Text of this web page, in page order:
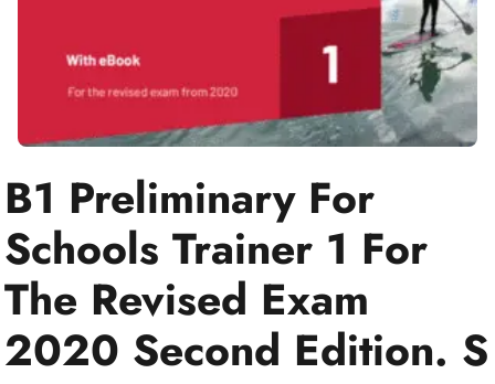
B1 Preliminary For
Schools Trainer 1 For
The Revised Exam
2020 Second Edition. S